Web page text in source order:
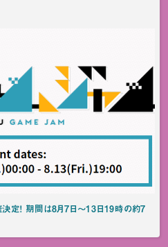
決定！ 期間は8月7日～13日19時の約7